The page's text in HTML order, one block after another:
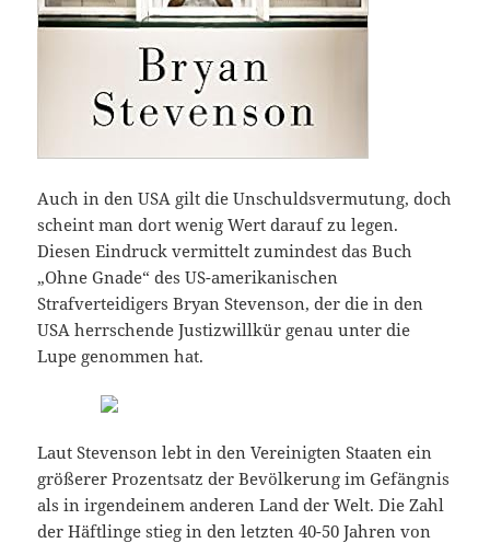
Auch in den USA gilt die Unschuldsvermutung, doch
scheint man dort wenig Wert darauf zu legen.
Diesen Eindruck vermittelt zumindest das Buch
„Ohne Gnade“ des US-amerikanischen
Strafverteidigers Bryan Stevenson, der die in den
USA herrschende Justizwillkür genau unter die
Lupe genommen hat.
Laut Stevenson lebt in den Vereinigten Staaten ein
größerer Prozentsatz der Bevölkerung im Gefängnis
als in irgendeinem anderen Land der Welt. Die Zahl
der Häftlinge stieg in den letzten 40-50 Jahren von